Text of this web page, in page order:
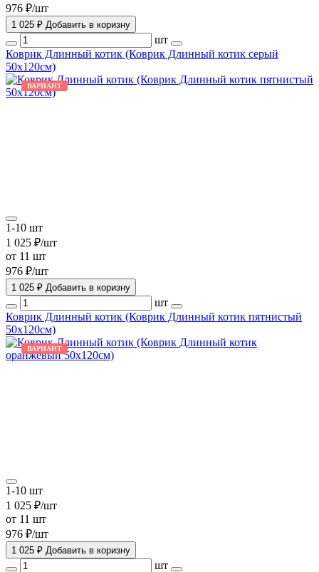
976 ₽/шт
1 025 ₽ Добавить в коризну
шт
Коврик Длинный котик (Коврик Длинный котик серый
50х120см)
ВАРИАНТ
1-10 шт
1 025 ₽/шт
от 11 шт
976 ₽/шт
1 025 ₽ Добавить в коризну
шт
Коврик Длинный котик (Коврик Длинный котик пятнистый
50х120см)
ВАРИАНТ
1-10 шт
1 025 ₽/шт
от 11 шт
976 ₽/шт
1 025 ₽ Добавить в коризну
шт